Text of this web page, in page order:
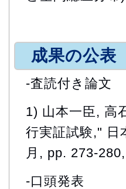
成果の公表
-査読付き論文
1) 山本一臣, 高
行実証試験," 日
月, pp. 273-
-口頭発表